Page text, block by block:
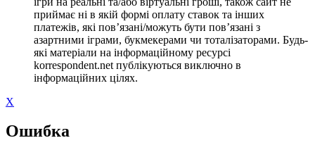
приймає ні в якій формі оплату ставок та інших
платежів, які пов’язані/можуть бути пов’язані з
азартними іграми, букмекерами чи тоталізаторами. Будь-
які матеріали на інформаційному ресурсі
korrespondent.net публікуються виключно в
інформаційних цілях.
X
Ошибка